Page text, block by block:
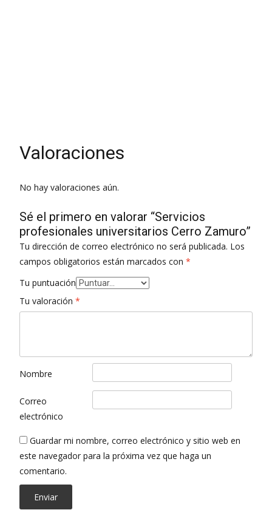
Valoraciones
No hay valoraciones aún.
Sé el primero en valorar “Servicios
profesionales universitarios Cerro Zamuro”
Tu dirección de correo electrónico no será publicada. Los
campos obligatorios están marcados con *
Tu puntuación
Tu valoración *
Nombre
Correo
electrónico
Guardar mi nombre, correo electrónico y sitio web en
este navegador para la próxima vez que haga un
comentario.